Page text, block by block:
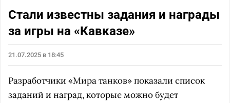
Стали известны задания и награды
за игры на «Кавказе»
21.07.2025 в 18:45
Разработчики «Мира танков» показали список
заданий и наград, которые можно будет